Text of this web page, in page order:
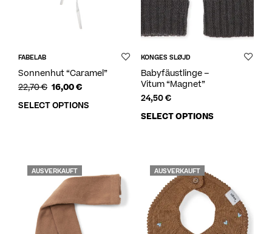
FABELAB
Sonnenhut “Caramel”
22,70€ 16,00€
SELECT OPTIONS
KONGES SLØJD
Babyfäustlinge –
Vitum “Magnet”
24,50€
SELECT OPTIONS
AUSVERKAUFT AUSVERKAUFT